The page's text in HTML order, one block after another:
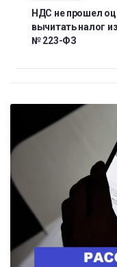
НДС не прошел
вычитать налог
№ 223-ФЗ